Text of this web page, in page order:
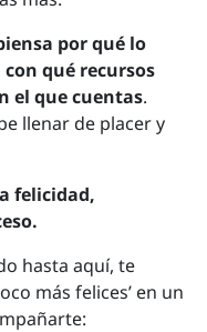
por qué lo
qué recursos
el que cuentas.
llenar de placer y
felicidad,
hasta aquí, te
más felices’ en un